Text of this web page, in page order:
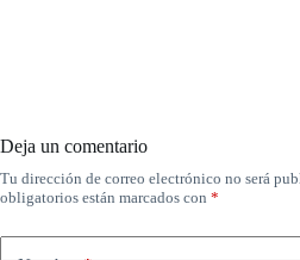
Deja un comentario
Tu dirección de correo electrónico no será
obligatorios están marcados con *